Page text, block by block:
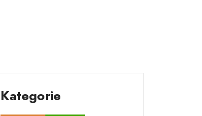
Kategorie